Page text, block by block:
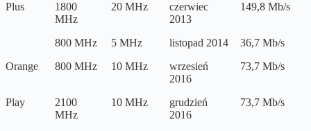
Plus
1800
MHz
20 MHz
czerwiec
2013
149,8 Mb/s
800 MHz 5 MHz listopad 2014
36,7 Mb/s
Orange
800 MHz 10 MHz
wrzesień
2016
73,7 Mb/s
Play
2100
MHz
10 MHz
grudzień
2016
73,7 Mb/s